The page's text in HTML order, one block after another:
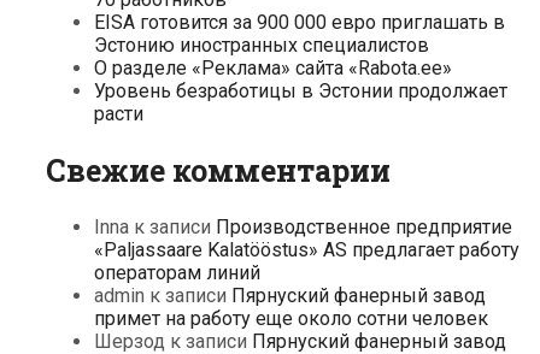
EISA готовится за 900 000 евро приглашать в
Эстонию иностранных специалистов
О разделе «Реклама» сайта «Rabota.ee»
Уровень безработицы в Эстонии продолжает
расти
Свежие комментарии
Inna к записи Производственное предприятие
«Paljassaare Kalatööstus» AS предлагает работу
операторам линий
admin к записи Пярнуский фанерный завод
примет на работу еще около сотни человек
Шерзод к записи Пярнуский фанерный завод